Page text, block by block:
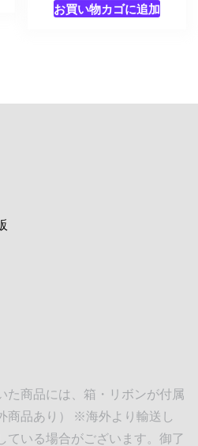
お買い物カゴに追加
た商品には、箱・リボンが付属
商品あり） ※海外より輸送し
ている場合がございます。御了